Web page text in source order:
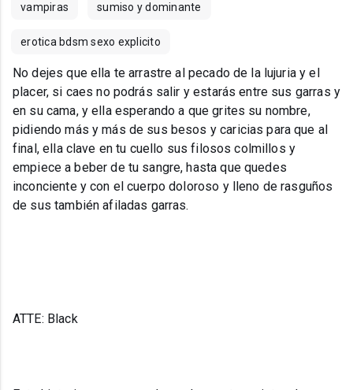
vampiras sumiso y dominante
erotica bdsm sexo explicito
No dejes que ella te arrastre al pecado de la lujuria y el
placer, si caes no podrás salir y estarás entre sus garras y
en su cama, y ella esperando a que grites su nombre,
pidiendo más y más de sus besos y caricias para que al
final, ella clave en tu cuello sus filosos colmillos y
empiece a beber de tu sangre, hasta que quedes
inconciente y con el cuerpo doloroso y lleno de rasguños
de sus también afiladas garras.
ATTE: Black